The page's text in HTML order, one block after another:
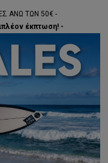
ΑΝΩ ΤΩΝ 50€ -
έκπτωση! -